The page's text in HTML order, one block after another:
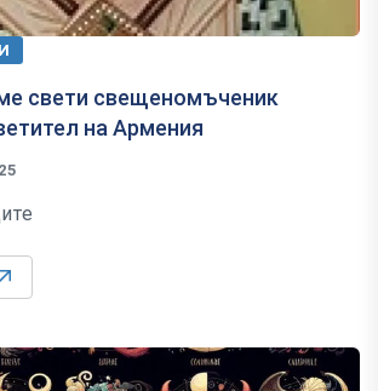
свети свещеномъченик
на Армения